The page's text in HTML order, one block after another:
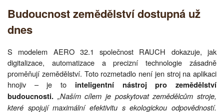
Budoucnost zemědělství dostupná už
dnes
S modelem AERO 32.1 společnost RAUCH dokazuje, jak
digitalizace, automatizace a precizní technologie zásadně
proměňují zemědělství. Toto rozmetadlo není jen stroj na aplikaci
hnojiv – je to inteligentní nástroj pro zemědělství
budoucnosti. „Naším cílem je poskytovat zemědělcům stroje,
které spojují maximální efektivitu s ekologickou odpovědností.